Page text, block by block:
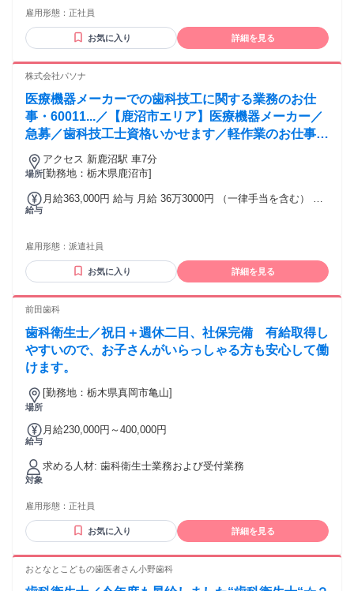
場合／交通費との選択制） ・引越手当（不動産仲介手数料無
終了後の給与変動はナシ。 給与は働き方、勤務形態、経験・
スキル等により決定いたします。 固定残業時間を超過した場
合は、別途法定通り支給。 給与額により、固定残業手当の金
額および時間数は異なります。 ※固定残業手当（15～25時間
分）は目安であり、 毎月必ず当該時間数の残業が発生するも
のではありません！
い方 【歓迎要件】 ・マウスピース矯正、または一般歯科治療
に関する臨床経験をお持ちの方 ・医療広告、オンライン診療
に関する知識・興味のある方 ・副業・業務委託など柔軟な働
築けるコミュニケーション力のある方
雇用形態： 正社員
お気に入り 詳細を見る
株式会社パソナ
医療機器メーカーでの歯科技工に関する業務のお仕
事・60011...／【鹿沼市エリア】医療機器メーカー／
急募／歯科技工士資格いかせます／軽作業のお仕事で
す
場所
アクセス 新鹿沼駅 車7分
[勤務地：栃木県鹿沼市]
給与
月給363,000円 給与 月給 36万3000円 （一律手当を含む） 時
雇用形態： 派遣社員
お気に入り 詳細を見る
前田歯科
歯科衛生士／祝日＋週休二日、社保完備 有給取得し
やすいので、お子さんがいらっしゃる方も安心して働
けます。
場所
[勤務地：栃木県真岡市亀山]
給与
月給230,000円～400,000円
対象
求める人材: 歯科衛生士業務および受付業務
雇用形態： 正社員
お気に入り 詳細を見る
おとなとこどもの歯医者さん小野歯科